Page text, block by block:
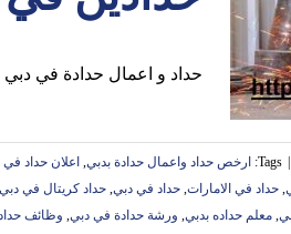
حداد و اعمال حدادة في دبي |0544026642| حدادين في الامارات نقوم بجميع اعمال حداد
Tags: ارخص حداد واعمال حدادة بدبي, اعلان حداد في
, حداد في الامارات, حداد في دبي, حداد كريتال في دبي
, معلم حداده بدبي, ورشة حدادة في دبي, وظائف